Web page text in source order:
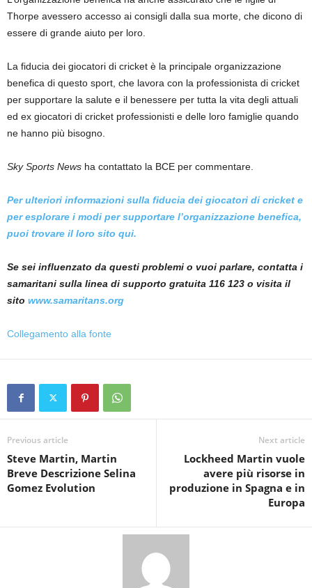
Thorpe avessero accesso ai consigli dalla sua morte, che dicono di
essere di grande aiuto per loro.
La fiducia dei giocatori di cricket è la principale organizzazione
benefica di questo sport, che lavora con la professionista di cricket
per supportare la salute e il benessere per tutta la vita degli attuali
ed ex giocatori di cricket professionisti e delle loro famiglie quando
ne hanno più bisogno.
Sky Sports News ha contattato la BCE per commentare.
Per ulteriori informazioni sulla fiducia dei giocatori di cricket e
per esplorare i modi per supportare l’organizzazione benefica,
puoi trovare il loro sito qui.
Se sei influenzato da questi problemi o vuoi parlare, contatta i
samaritani sulla linea di supporto gratuita 116 123 o visita il
sito www.samaritans.org
Collegamento alla fonte
Previous article
Steve Martin, Martin
Breve Descrizione Selina
Gomez Evolution
Next article
Lockheed Martin vuole
avere più risorse in
produzione in Spagna e in
Europa